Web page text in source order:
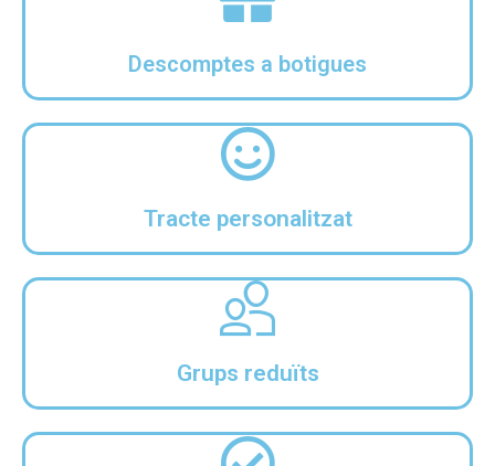
Descomptes a botigues
Tracte personalitzat
Grups reduïts